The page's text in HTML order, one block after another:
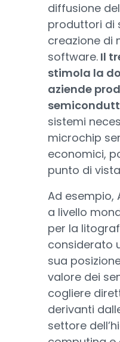
diffusione
produttori di
creazione di
software. Il
stimola la
aziende
sistemi
microchip
economici,
punto di
Ad esempio,
a livello
per la
considerato
sua
valore dei
cogliere
derivanti
settore